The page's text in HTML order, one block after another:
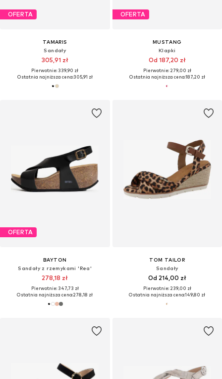
OFERTA
TAMARIS
Sandały
305,91 zł
Pierwotnie: 339,90 zł
Ostatnia najniższa cena:305,91 zł
OFERTA
MUSTANG
Klapki
Od 187,20 zł
Pierwotnie: 279,00 zł
Ostatnia najniższa cena:187,20 zł
OFERTA
BAYTON
Sandały z rzemykami 'Rea'
278,18 zł
Pierwotnie: 347,73 zł
Ostatnia najniższa cena:278,18 zł
TOM TAILOR
Sandały
Od 214,00 zł
Pierwotnie: 239,00 zł
Ostatnia najniższa cena:149,80 zł